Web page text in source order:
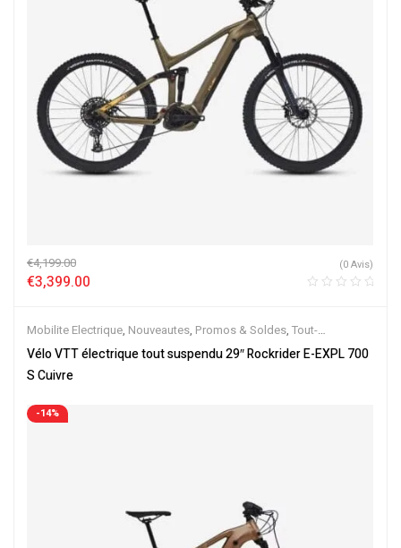
€4,199.00
€3,399.00
(0 Avis)
Mobilite Electrique, Nouveautes, Promos & Soldes, Tout-
Suspendus,Vélo électrique ville,Velos Electriques,VTT Électriques
Vélo VTT électrique tout suspendu 29″ Rockrider E-EXPL 700
S Cuivre
-14%